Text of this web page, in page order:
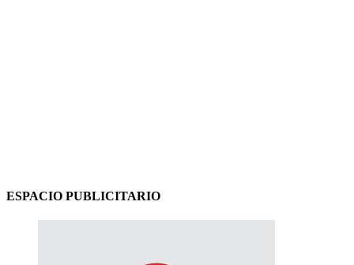
ESPACIO PUBLICITARIO